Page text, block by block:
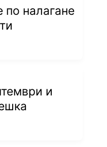
налагане
и